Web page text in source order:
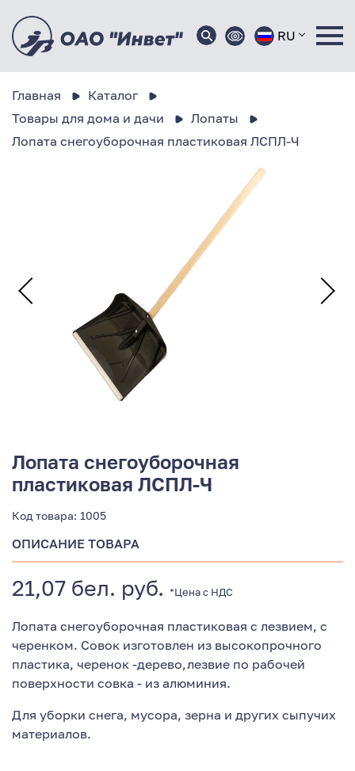
RU
Главная
Каталог
Товары для дома и дачи
Лопаты
Лопата снегоуборочная пластиковая ЛСПЛ-Ч
Лопата снегоуборочная
пластиковая ЛСПЛ-Ч
Код товара: 1005
ОПИСАНИЕ ТОВАРА
21,07 бел. руб. *Цена с НДС
Лопата снегоуборочная пластиковая с лезвием, с
черенком. Совок изготовлен из высокопрочного
пластика, черенок -дерево,лезвие по рабочей
поверхности совка - из алюминия.
Для уборки снега, мусора, зерна и других сыпучих
материалов.